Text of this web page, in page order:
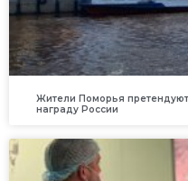
Жители Поморья
награду России